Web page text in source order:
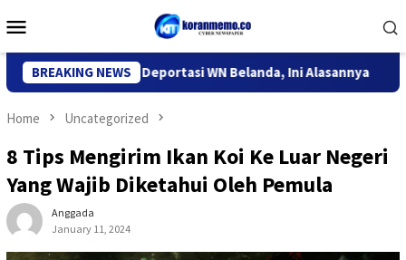
to
Menu
BREAKING NEWS
Kediri Deportasi WN Belanda, Ini Alasannya 9
Home Uncategorized
8 Tips Mengirim Ikan Koi Ke Luar Negeri
Yang Wajib Diketahui Oleh Pemula
Anggada
January 11, 2024